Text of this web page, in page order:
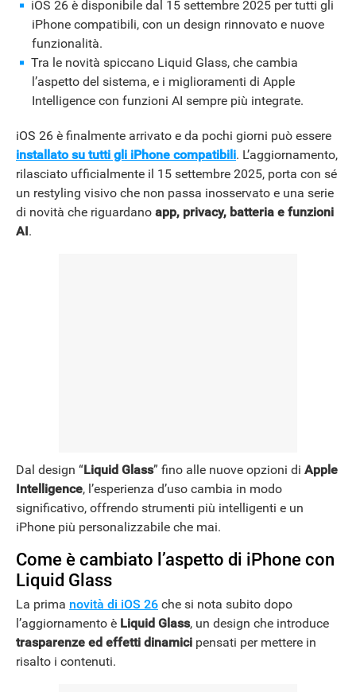
NEWS
iOS 26 è disponibile dal 15 settembre 2025 per tutti gli
iPhone compatibili, con un design rinnovato e nuove
funzionalità.
Tra le novità spiccano Liquid Glass, che cambia
l’aspetto del sistema, e i miglioramenti di Apple
Intelligence con funzioni AI sempre più integrate.
iOS 26 è finalmente arrivato e da pochi giorni può essere
installato su tutti gli iPhone compatibili. L’aggiornamento,
rilasciato ufficialmente il 15 settembre 2025, porta con sé
un restyling visivo che non passa inosservato e una serie
di novità che riguardano app, privacy, batteria e funzioni
AI.
Dal design “Liquid Glass” fino alle nuove opzioni di Apple
Intelligence, l’esperienza d’uso cambia in modo
significativo, offrendo strumenti più intelligenti e un
iPhone più personalizzabile che mai.
Come è cambiato l’aspetto di iPhone con
Liquid Glass
La prima novità di iOS 26 che si nota subito dopo
l’aggiornamento è Liquid Glass, un design che introduce
trasparenze ed effetti dinamici pensati per mettere in
risalto i contenuti.